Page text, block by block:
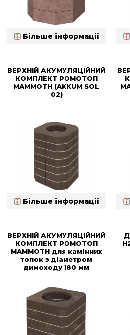
Більше інформації
ВЕРХНІЙ АКУМУЛЯЦІЙНИЙ
КОМПЛЕКТ РОМОТОП
MAMMOTH (AKKUM SOL
02)
Більше інформації
ВЕРХНІЙ АКУМУЛЯЦІЙНИЙ
КОМПЛЕКТ РОМОТОП
MAMMOTH для камінних
топок з діаметром
димоходу 180 мм